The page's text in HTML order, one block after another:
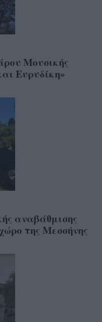
Μουσικής
Ευρυδίκη»
αναβάθμισης
της Μεσσήνης